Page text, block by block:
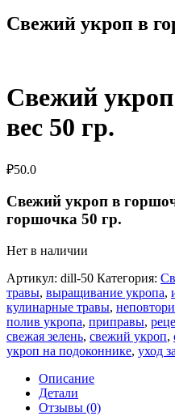
Свежий укроп в
Свежий
вес 50 гр.
₽50.0
Свежий укроп в
горшочка 50 гр.
Нет в наличии
Артикул: dill-50 Категория:
травы, выращивание укропа,
кулинарные травы,
полив укропа, приправы,
свежая зелень, свежий укроп,
укроп на подоконнике, уход
Описание
Детали
Отзывы (0)